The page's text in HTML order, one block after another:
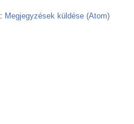
Megjegyzések küldése (Atom)